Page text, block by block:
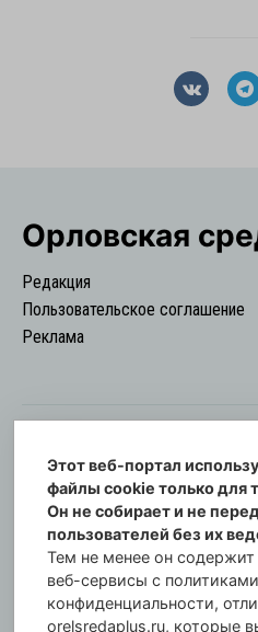
Орловская
Редакция
Пользовательское соглашение
Реклама
© Информационный
Орловская cреда-плюс,
Свидетельство о
00254 от 29 октября 2013
Газета зарегистрирована
Федеральной службы по
Этот веб-портал
файлы cookie только для
Он не собирает и не
пользователей без их
Тем не менее он
веб-сервисы с политиками
конфиденциальности,
orelsredaplus.ru, которые